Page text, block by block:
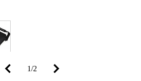
1/2